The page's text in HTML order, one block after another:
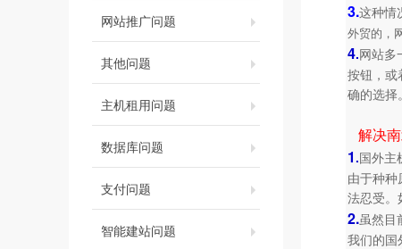
网站推广问题
其他问题
主机租用问题
数据库问题
支付问题
智能建站问题
3.这种情
外贸的，
4.网站多
按钮，或
确的选择。
解决
1.国外主
由于种
法忍受。
2.虽然目
我们的国